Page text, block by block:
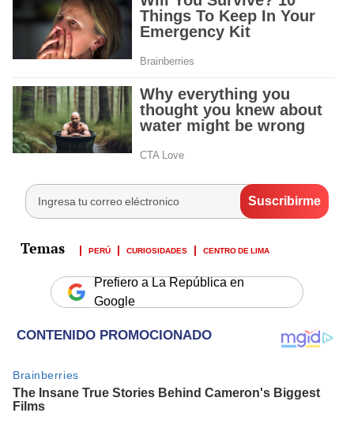
PERÚ CURIOSIDADES CENTRO DE LIMA
Prefiero a La República en
Google